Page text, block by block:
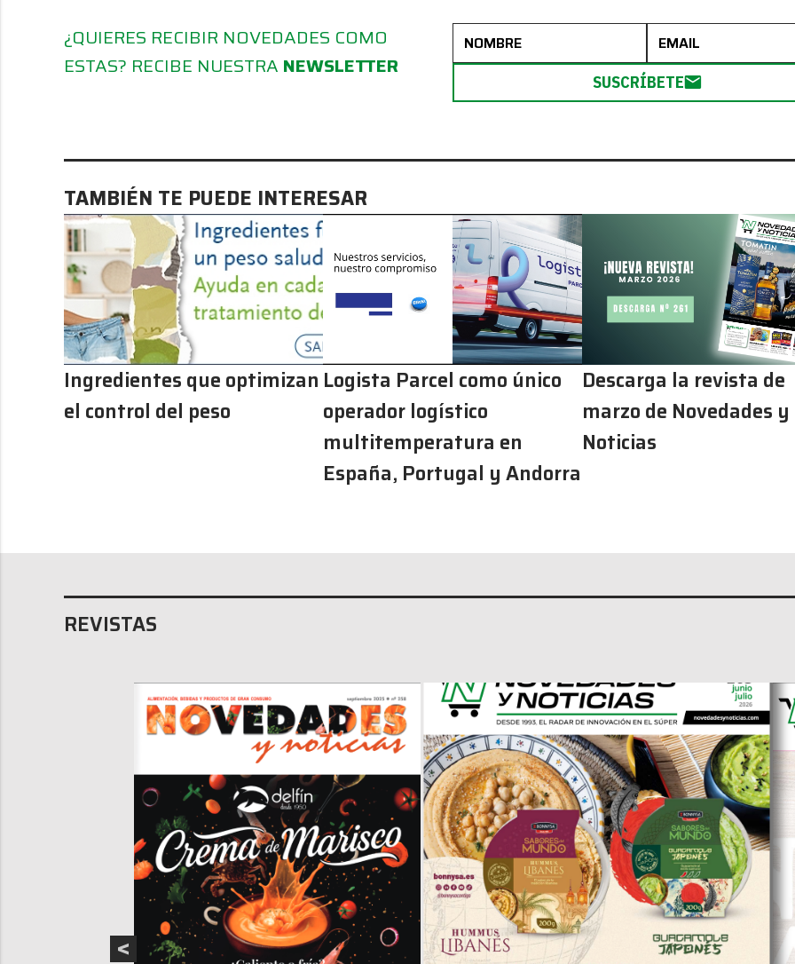
¿QUIERES RECIBIR NOVEDADES COMO
ESTAS? RECIBE NUESTRA NEWSLETTER
SUSCRÍBETE
TAMBIÉN TE PUEDE INTERESAR
Ingredientes que optimizan
el control del peso
Logista Parcel como único
operador logístico
multitemperatura en
España, Portugal y Andorra
Descarga la revista de
marzo de Novedades y
Noticias
REVISTAS